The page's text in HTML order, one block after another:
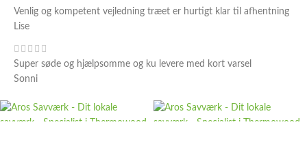
Venlig og kompetent vejledning træet er hurtigt klar til afhentning
Lise
Super søde og hjælpsomme og ku levere med kort varsel
Sonni